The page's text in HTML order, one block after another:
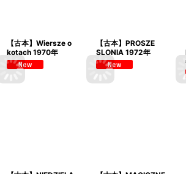
【古本】Wiersze o
kotach 1970年
【古本】PROSZE
SLONIA 1972年